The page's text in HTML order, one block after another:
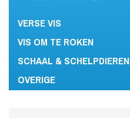
VERSE VIS
VIS OM TE ROKEN
SCHAAL & SCHELPDIEREN
OVERIGE